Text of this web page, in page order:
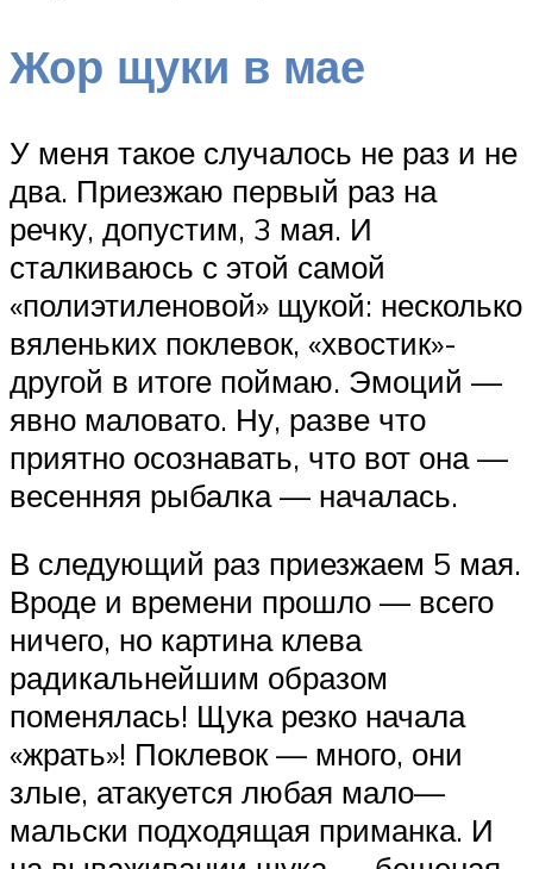
Жор щуки в мае
У меня такое случалось не раз и не
два. Приезжаю первый раз на
речку, допустим, 3 мая. И
сталкиваюсь с этой самой
«полиэтиленовой» щукой: несколько
вяленьких поклевок, «хвостик»-
другой в итоге поймаю. Эмоций —
явно маловато. Ну, разве что
приятно осознавать, что вот она —
весенняя рыбалка — началась.
В следующий раз приезжаем 5 мая.
Вроде и времени прошло — всего
ничего, но картина клева
радикальнейшим образом
поменялась! Щука резко начала
«жрать»! Поклевок — много, они
злые, атакуется любая мало—
мальски подходящая приманка. И